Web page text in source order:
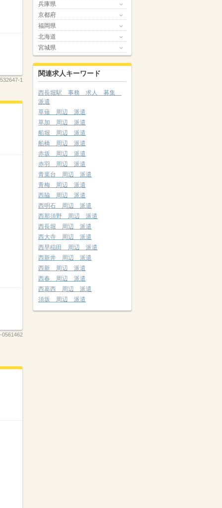
1
0561462
兵庫県
京都府
福岡県
北海道
宮城県
関連求人キーワード
西長堀駅 事務 求人 募集
派遣
草薙 周辺 派遣
草加 周辺 派遣
船堀 周辺 派遣
船橋 周辺 派遣
赤坂 周辺 派遣
赤羽 周辺 派遣
青葉台 周辺 派遣
青梅 周辺 派遣
西脇 周辺 派遣
西明石 周辺 派遣
西那須野 周辺 派遣
西長堀 周辺 派遣
西大寺 周辺 派遣
西早稲田 周辺 派遣
西新井 周辺 派遣
西新 周辺 派遣
西春 周辺 派遣
西葛西 周辺 派遣
須坂 周辺 派遣